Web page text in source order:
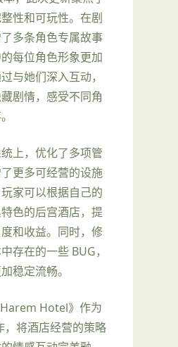
性和可玩性。在剧
多条角色专属故事
每位角色形象更加
与她们深入互动，
剧情，感受不同角
上，优化了多项管
更多可经营的设施
家可以根据自己的
色的后宫酒店，提
和收益。同时，修
存在的一些 BUG，
稳定流畅。
Harem Hotel》作为
，将酒店经营的策略